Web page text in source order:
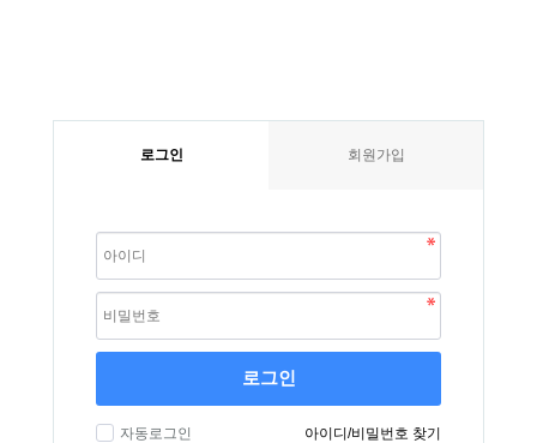
로그인 회원가입
로그인
자동로그인 아이디/비밀번호 찾기